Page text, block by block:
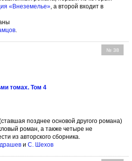
«Внеземелье», а второй входит в
.
№ 38
томах. Том 4
позднее основой другого романа)
роман, а также четыре не
из авторского сборника.
и С. Шехов